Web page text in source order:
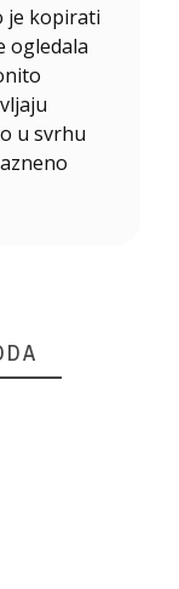
je kopirati
ogledala
u svrhu